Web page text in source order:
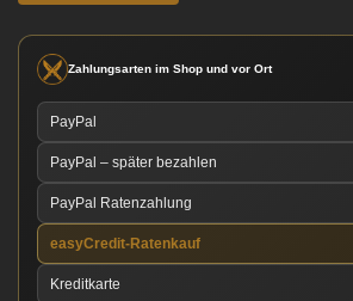
Zahlungsarten im Shop und vor Ort
PayPal
PayPal – später bezahlen
PayPal Ratenzahlung
easyCredit-Ratenkauf
Kreditkarte